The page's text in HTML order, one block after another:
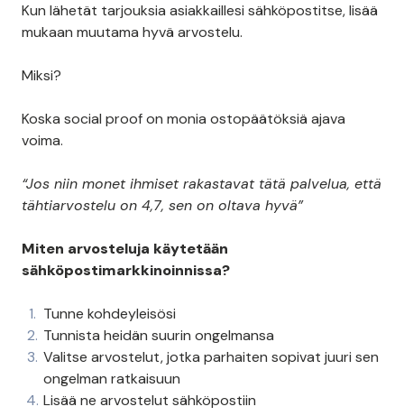
Kun lähetät tarjouksia asiakkaillesi sähköpostitse, lisää
mukaan muutama hyvä arvostelu.
Miksi?
Koska social proof on monia ostopäätöksiä ajava
voima.
“Jos niin monet ihmiset rakastavat tätä palvelua, että
tähtiarvostelu on 4,7, sen on oltava hyvä”
Miten arvosteluja käytetään
sähköpostimarkkinoinnissa?
Tunne kohdeyleisösi
Tunnista heidän suurin ongelmansa
Valitse arvostelut, jotka parhaiten sopivat juuri sen
ongelman ratkaisuun
Lisää ne arvostelut sähköpostiin